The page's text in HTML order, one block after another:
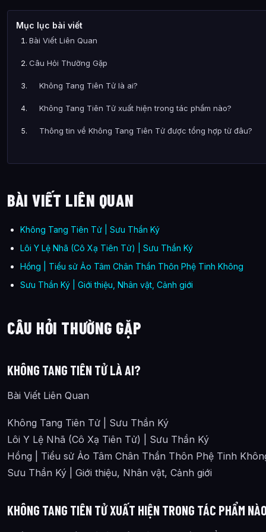
Mục lục bài viết
Bài Viết Liên Quan
Câu Hỏi Thường Gặp
Không Tang Tiên Tử là ai?
Không Tang Tiên Tử xuất hiện trong tác phẩm nào?
Thông tin về Không Tang Tiên Tử được tổng hợp từ đâu?
BÀI VIẾT LIÊN QUAN
Không Tang Tiên Tử | Sưu Thần Ký
Lôi Y Lệ Nhã (Cô Xạ Tiên Tử) | Sưu Thần Ký
Hồng | Tiểu sử Ảo Tâm Chân Thần Thôn Phệ Tinh Không
Sưu Thần Ký | Giới thiệu, Nhân vật, Cảnh giới
CÂU HỎI THƯỜNG GẶP
KHÔNG TANG TIÊN TỬ LÀ AI?
Bài Viết Liên Quan
Không Tang Tiên Tử | Sưu Thần Ký
Lôi Y Lệ Nhã (Cô Xạ Tiên Tử) | Sưu Thần Ký
Hồng | Tiểu sử Ảo Tâm Chân Thần Thôn Phệ Tinh
Sưu Thần Ký | Giới thiệu, Nhân vật, Cảnh giới
KHÔNG TANG TIÊN TỬ XUẤT HIỆN TRONG TÁC PHẨM